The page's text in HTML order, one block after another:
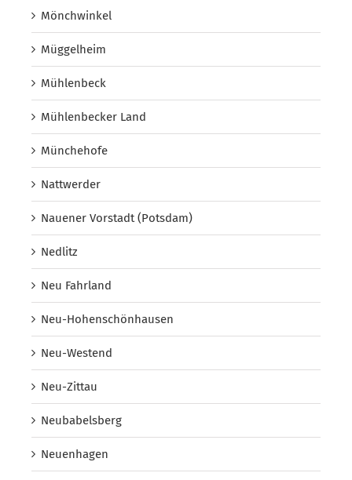
Mönchwinkel
Müggelheim
Mühlenbeck
Mühlenbecker Land
Münchehofe
Nattwerder
Nauener Vorstadt (Potsdam)
Nedlitz
Neu Fahrland
Neu-Hohenschönhausen
Neu-Westend
Neu-Zittau
Neubabelsberg
Neuenhagen